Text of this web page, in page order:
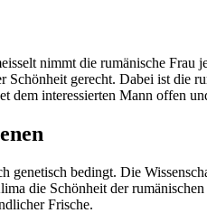
nimmt die rumänische
gerecht. Dabei ist die
dem interessierten Mann offen
genetisch bedingt. Die
die Schönheit der
Frische.